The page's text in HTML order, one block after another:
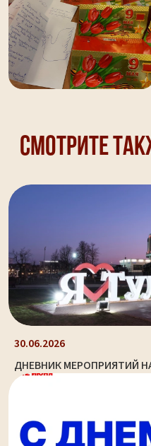
Смотрите
30.06.2026
ДНЕВНИК МЕРОПРИЯТИЙ